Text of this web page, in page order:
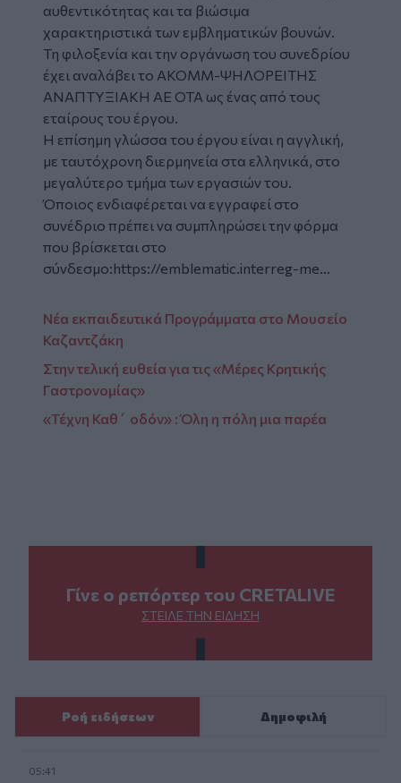
αυθεντικότητας και τα βιώσιμα
χαρακτηριστικά των εμβληματικών βουνών.
Τη φιλοξενία και την οργάνωση του συνεδρίου
έχει αναλάβει το ΑΚΟΜΜ-ΨΗΛΟΡΕΙΤΗΣ
ΑΝΑΠΤΥΞΙΑΚΗ ΑΕ ΟΤΑ ως ένας από τους
εταίρους του έργου.
Η επίσημη γλώσσα του έργου είναι η αγγλική,
με ταυτόχρονη διερμηνεία στα ελληνικά, στο
μεγαλύτερο τμήμα των εργασιών του.
Όποιος ενδιαφέρεται να εγγραφεί στο
συνέδριο πρέπει να συμπληρώσει την φόρμα
που βρίσκεται στο
σύνδεσμο:https://emblematic.interreg-me...
Νέα εκπαιδευτικά Προγράμματα στο Μουσείο
Καζαντζάκη
Στην τελική ευθεία για τις «Μέρες Κρητικής
Γαστρονομίας»
«Τέχνη Καθ΄ οδόν» : Όλη η πόλη μια παρέα
Γίνε ο ρεπόρτερ του CRETALIVE
ΣΤΕΊΛΕ ΤΗΝ ΕΊΔΗΣΗ
Ροή ειδήσεων Δημοφιλή
05:41